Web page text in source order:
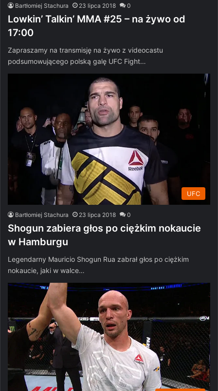
Bartłomiej Stachura 23 lipca 2018 0
Lowkin’ Talkin’ MMA #25 – na żywo od
17:00
Zapraszamy na transmisję na żywo z videocastu
podsumowującego polską galę UFC Fight…
UFC
Bartłomiej Stachura 23 lipca 2018 0
Shogun zabiera głos po ciężkim nokaucie
w Hamburgu
Legendarny Mauricio Shogun Rua zabrał głos po ciężkim
nokaucie, jaki w walce…